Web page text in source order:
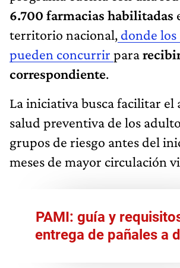
6.700 farmacias habilitadas
territorio nacional, donde
pueden concurrir para
correspondiente.
La iniciativa busca facilitar el
salud preventiva de los
grupos de riesgo antes del
meses de mayor circulación
PAMI: guía y
entrega de pañales a